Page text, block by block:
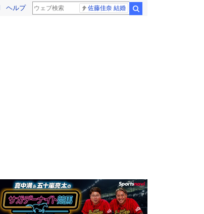
ヘルプ 佐藤佳奈 結婚